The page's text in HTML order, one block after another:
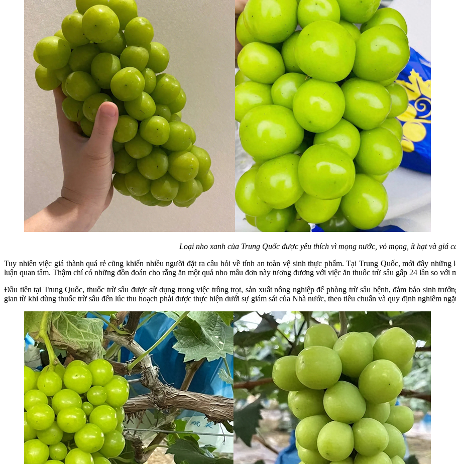
Loại nho xanh của Trung Quốc được yêu thích vì mọng nước, vỏ mọng, ít hạt và giá
Tuy nhiên việc giá thành quá rẻ cũng khiến nhiều người đặt ra câu hỏi về tính an toàn vệ sinh thực phẩm. Tại Trung Quốc, mới đây
luận quan tâm. Thậm chí có những đồn đoán cho rằng ăn một quả nho mẫu đơn này tương đương với việc ăn thuốc trừ sâu gấp 24 lần so
Đầu tiên tại Trung Quốc, thuốc trừ sâu được sử dụng trong việc trồng trọt, sản xuất nông nghiệp để phòng trừ sâu bệnh, đảm bảo sinh
gian từ khi dùng thuốc trừ sâu đến lúc thu hoạch phải được thực hiện dưới sự giám sát của Nhà nước, theo tiêu chuẩn và quy định nghiêm